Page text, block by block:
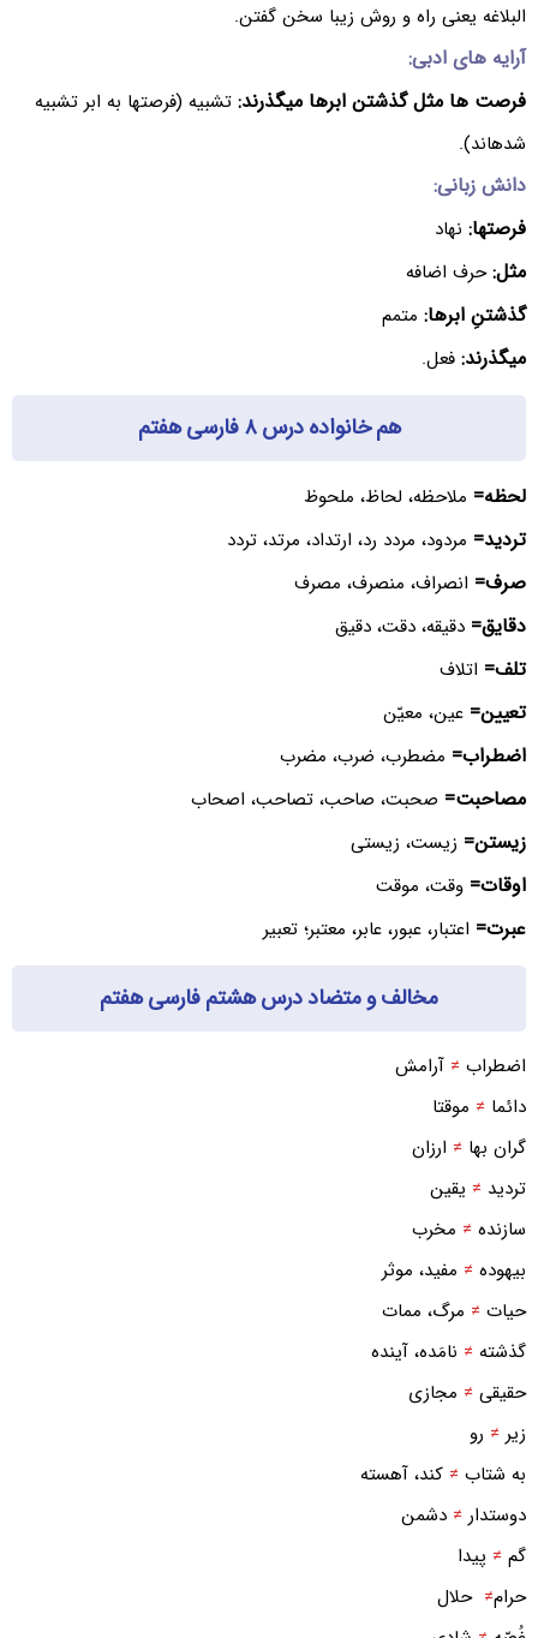
البلاغه یعنی راه و روش زیبا سخن گفتن.
آرایه های ادبی:
فرصت ها مثل گذشتن ابرها میگذرند: تشبیه (فرصتها به ابر تشبیه
شدهاند).
دانش زبانی:
فرصتها: نهاد
مثل:حرف اضافه
گذشتنِ ابرها: متمم
میگذرند: فعل.
هم خانواده درس ۸ فارسی هفتم
لحظه= ملاحظه، لحاظ، ملحوظ
تردید= مردود، مردد رد، ارتداد، مرتد، تردد
صرف= انصراف، منصرف، مصرف
دقایق= دقیقه، دقت، دقیق
تلف= اتلاف
تعیین= عین، معیّن
اضطراب= مضطرب، ضرب، مضرب
مصاحبت= صحبت، صاحب، تصاحب، اصحاب
زیستن= زیست، زیستی
اوقات= وقت، موقت
عبرت= اعتبار، عبور، عابر، معتبر؛ تعبیر
مخالف و متضاد درس هشتم فارسی هفتم
اضطراب ≠ آرامش
دائما ≠ موقتا
گران بها ≠ ارزان
تردید ≠ یقین
سازنده ≠ مخرب
بیهوده ≠ مفید، موثر
حیات ≠ مرگ، ممات
گذشته ≠ نامَده، آینده
حقیقی ≠ مجازی
زیر ≠ رو
به شتاب ≠ کند، آهسته
دوستدار ≠ دشمن
گم ≠ پیدا
حرام≠ حلال